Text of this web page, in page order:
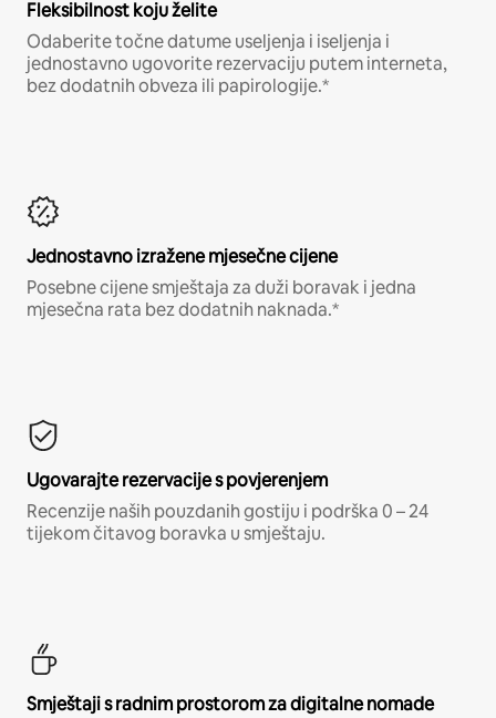
Fleksibilnost koju želite
Odaberite točne datume useljenja i iseljenja i
jednostavno ugovorite rezervaciju putem interneta,
bez dodatnih obveza ili papirologije.*
Jednostavno izražene mjesečne cijene
Posebne cijene smještaja za duži boravak i jedna
mjesečna rata bez dodatnih naknada.*
Ugovarajte rezervacije s povjerenjem
Recenzije naših pouzdanih gostiju i podrška 0 – 24
tijekom čitavog boravka u smještaju.
Smještaji s radnim prostorom za digitalne nomade